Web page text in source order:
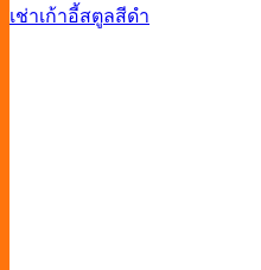
เช่าเก้าอี้สตูลสีดำ